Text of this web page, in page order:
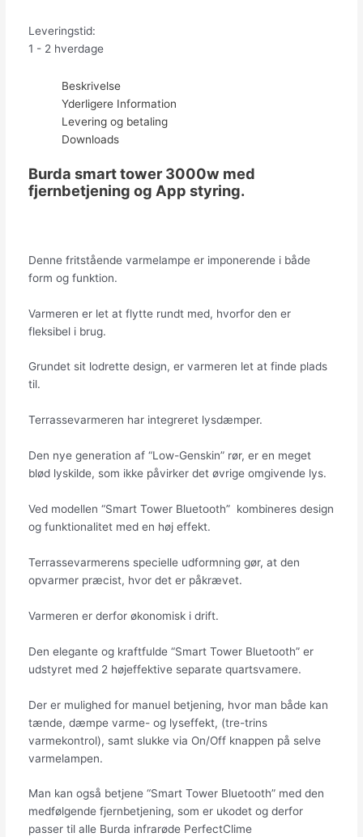
Leveringstid:
1 - 2 hverdage
Beskrivelse
Yderligere Information
Levering og betaling
Downloads
Burda smart tower 3000w med
fjernbetjening og App styring.
Denne fritstående varmelampe er imponerende i både
form og funktion.
Varmeren er let at flytte rundt med, hvorfor den er
fleksibel i brug.
Grundet sit lodrette design, er varmeren let at finde plads
til.
Terrassevarmeren har integreret lysdæmper.
Den nye generation af “Low-Genskin” rør, er en meget
blød lyskilde, som ikke påvirker det øvrige omgivende lys.
Ved modellen “Smart Tower Bluetooth” kombineres design
og funktionalitet med en høj effekt.
Terrassevarmerens specielle udformning gør, at den
opvarmer præcist, hvor det er påkrævet.
Varmeren er derfor økonomisk i drift.
Den elegante og kraftfulde “Smart Tower Bluetooth” er
udstyret med 2 højeffektive separate quartsvamere.
Der er mulighed for manuel betjening, hvor man både kan
tænde, dæmpe varme- og lyseffekt, (tre-trins
varmekontrol), samt slukke via On/Off knappen på selve
varmelampen.
Man kan også betjene “Smart Tower Bluetooth” med den
medfølgende fjernbetjening, som er ukodet og derfor
passer til alle Burda infrarøde PerfectClime